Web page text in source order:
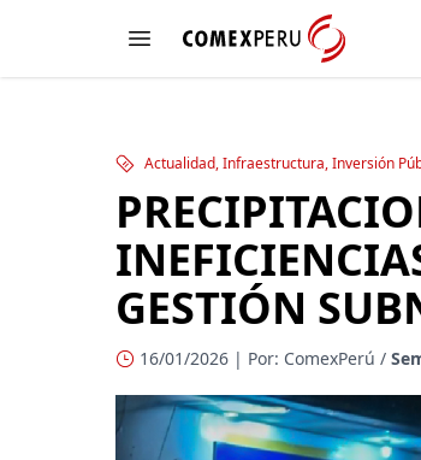
Open menu
ComexPerú
Actualidad, Infraestructura, Inversión
GESTIÓN
16/01/2026 | Por: ComexPerú /